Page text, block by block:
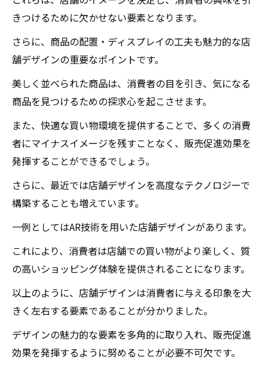
きつけるために欠かせない要素となります。
さらに、商品の配置・ディスプレイの工夫も魅力的な店
舗デザインの重要なポイントです。
美しく並べられた商品は、消費者の目を引き、気になる
商品を見つけるための探求心を起こさせます。
また、快適な買い物環境を提供することで、多くの消費
者にマイナスイメージを残すことなく、販売促進効果を
発揮することができるでしょう。
さらに、最近では店舗デザインを高度なテクノロジーで
構築することも増えています。
一例としてはAR技術を用いた店舗デザインがあります。
これにより、消費者は店舗での買い物がより楽しく、質
の高いショッピング体験を提供されることになります。
以上のように、店舗デザインは消費者に与える印象を大
きく左右する要素であることが分かりました。
デザインの魅力的な要素を多角的に取り入れ、販売促進
効果を発揮するように努めることが必要不可欠です。